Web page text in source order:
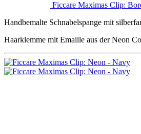
Ficcare Maximas Clip:
Handbemalte Schnabelspange mit
Haarklemme mit Emaille aus der Neon